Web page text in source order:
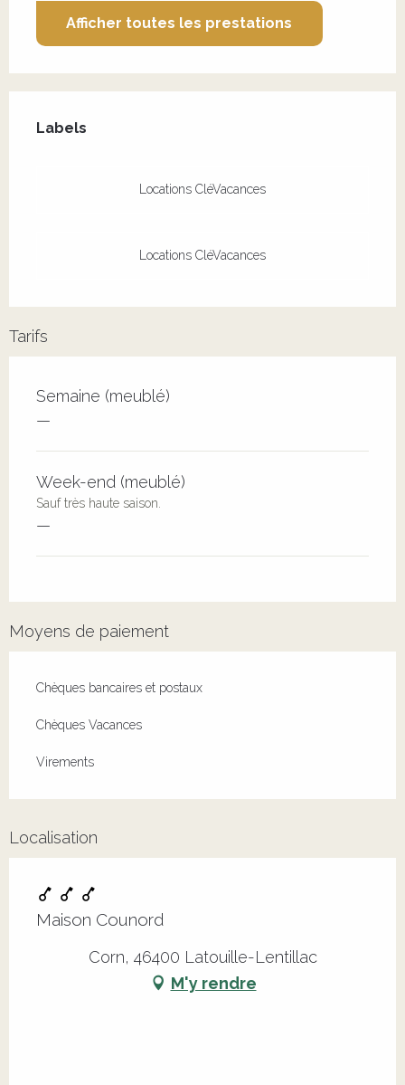
Afficher toutes les prestations
Labels
Labels
Locations CléVacances
Locations CléVacances
Tarifs
Tarifs 2026
Semaine (meublé)
—
Week-end (meublé)
Sauf très haute saison.
—
Moyens de paiement
Chèques bancaires et postaux
Chèques Vacances
Virements
Localisation
Maison Counord
Corn, 46400 Latouille-Lentillac
M'y rendre